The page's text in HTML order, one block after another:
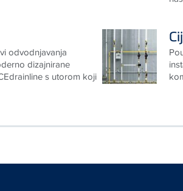
odvodnjavanja
dizajnirane
s utorom koji